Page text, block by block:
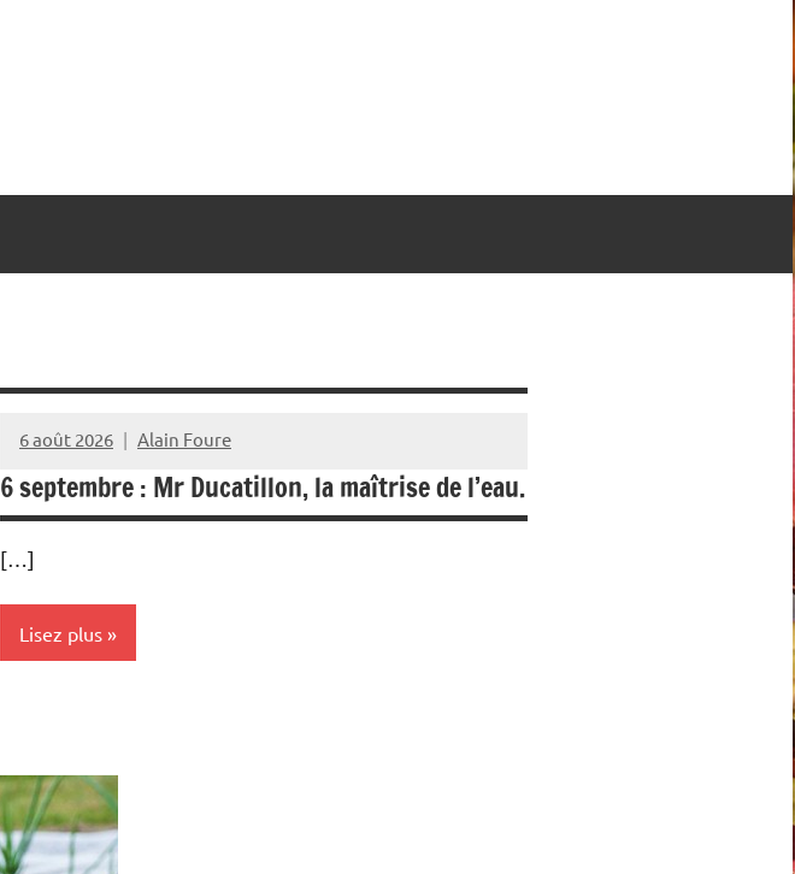
6 août 2026 Alain Foure
6 septembre : Mr Ducatillon, la maîtrise de l’eau.
[…]
Lisez plus